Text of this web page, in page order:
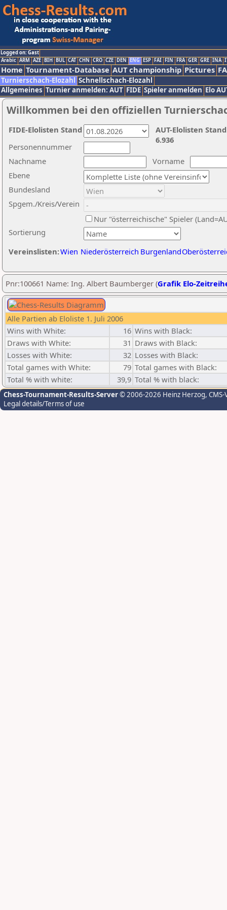
Logged on: Gast
Arabic ARM AZE BIH BUL CAT CHN CRO CZE DEN ENG ESP FAI FIN FRA GER GRE INA
Home Tournament-Database AUT championship Pictures
Turnierschach-Elozahl Schnellschach-Elozahl
Allgemeines Turnier anmelden: AUT FIDE Spieler anmelden Elo
Willkommen bei den offiziellen
Nachname
Vorname
Ebene
Sortierung
Personennummer
Bundesland
Spgem./Kreis/Verein
Nur "österreichische" Spieler
Vereinslisten:Wien Niederösterreich Burgenland
AUT-Elolisten
6.936
FIDE-Elolisten Stand
Pnr:100661 Name: Ing. Albert Baumberger (Grafik Elo-
Alle Partien ab Eloliste 1. Juli 2006
Wins with White:
16 Wins with Black:
Draws with White:
31 Draws with Black:
Losses with White:
32 Losses with Black:
Total games with White:
79 Total games with Black:
Total % with white:
39,9 Total % with black:
Chess-Tournament-Results-Server© 2006-2026 Heinz Herzog,
Legal details/Terms of use